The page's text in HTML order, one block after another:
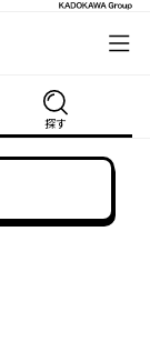
探す